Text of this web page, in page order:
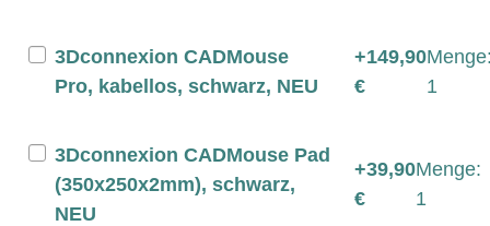
3Dconnexion CADMouse
Pro, kabellos, schwarz, NEU
+149,90
€
1
3Dconnexion CADMouse Pad
(350x250x2mm), schwarz,
NEU
+39,90
€
Menge:
1